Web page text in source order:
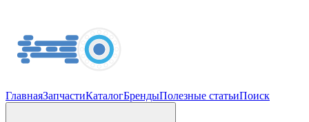
ГлавнаяЗапчастиКаталогБрендыПолезные статьиПоиск